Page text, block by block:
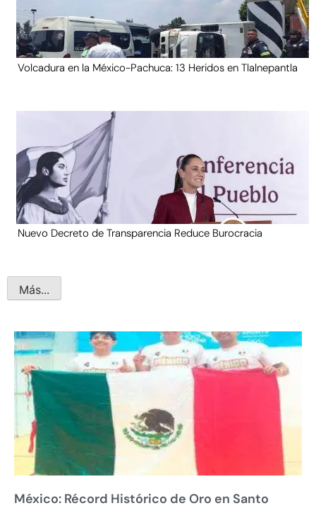
Volcadura en la México-Pachuca: 13 Heridos en Tlalnepantla
Nuevo Decreto de Transparencia Reduce Burocracia
Más...
México: Récord Histórico de Oro en Santo